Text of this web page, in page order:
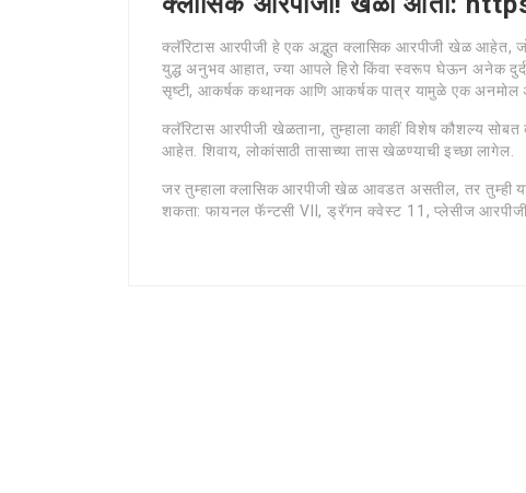
क्लॅरिटास आरपीजी हे एक अद्भुत क्लासिक आरपीजी खेळ आहेत,
युद्ध अनुभव आहात, ज्या आपले हिरो किंवा स्वरूप घेऊन अनेक
सृष्टी, आकर्षक कथानक आणि आकर्षक पात्र यामुळे एक अनमोल
क्लॅरिटास आरपीजी खेळताना, तुम्हाला काहीं विशेष कौशल्य सोबत
आहेत. शिवाय, लोकांसाठी तासाच्या तास खेळण्याची इच्छा लागेल.
जर तुम्हाला क्लासिक आरपीजी खेळ आवडत असतील, तर तुम्ही
शकता: फायनल फॅन्टसी VII, ड्रॅगन क्वेस्ट 11, प्लेसीज आरपीजी्